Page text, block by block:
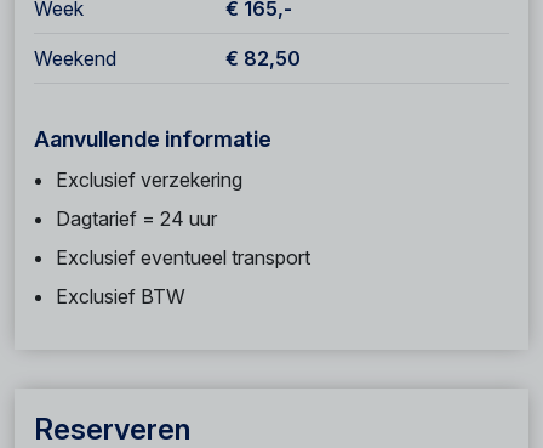
Week € 165,-
Weekend € 82,50
Aanvullende informatie
Exclusief verzekering
Dagtarief = 24 uur
Exclusief eventueel transport
Exclusief BTW
Reserveren